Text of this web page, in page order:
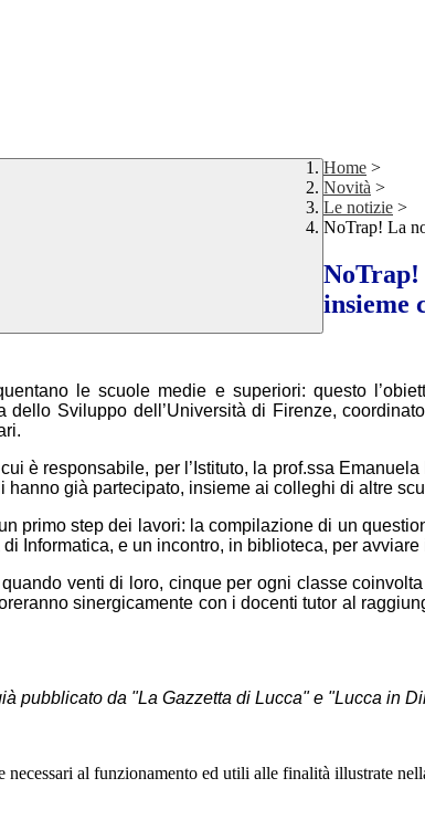
Home >
Novità >
Le notizie >
NoTrap! La
NoTrap!
insieme
le scuole medie e superiori: questo
Sviluppo dell’Università di Firenze,
è responsabile, per l’Istituto, la prof.ssa
già partecipato, insieme ai colleghi di altre
primo step dei lavori: la compilazione di un
Informatica, e un incontro, in biblioteca, per
venti di loro, cinque per ogni classe
sinergicamente con i docenti tutor al
pubblicato da "La Gazzetta di Lucca" e "Lucca in
al funzionamento ed utili alle finalità illustrate